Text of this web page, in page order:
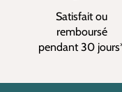
Satisfait ou
remboursé
pendant 30